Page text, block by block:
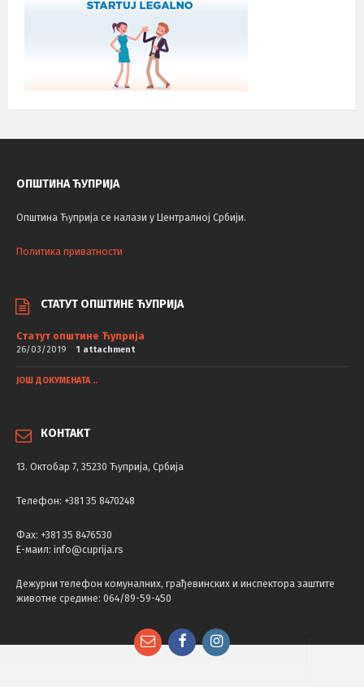
ОПШТИНА ЋУПРИЈА
Општина Ћуприја се налази у Централној Србији.
Политика приватности
СТАТУТ ОПШТИНЕ ЋУПРИЈА
Статут општине Ћуприја
26/03/2019 1 attachment
ЈОШ ДОКУМЕНАТА ..
КОНТАКТ
13. Октобар 7, 35230 Ћуприја, Србија
Телефон: +381 35 8470248
Фаx: +381 35 8476530
Е-маил: info@cuprija.rs
Дежурни телефон комуналних, грађевинских и инспектора заштите
животне средине: 064/89-59-450